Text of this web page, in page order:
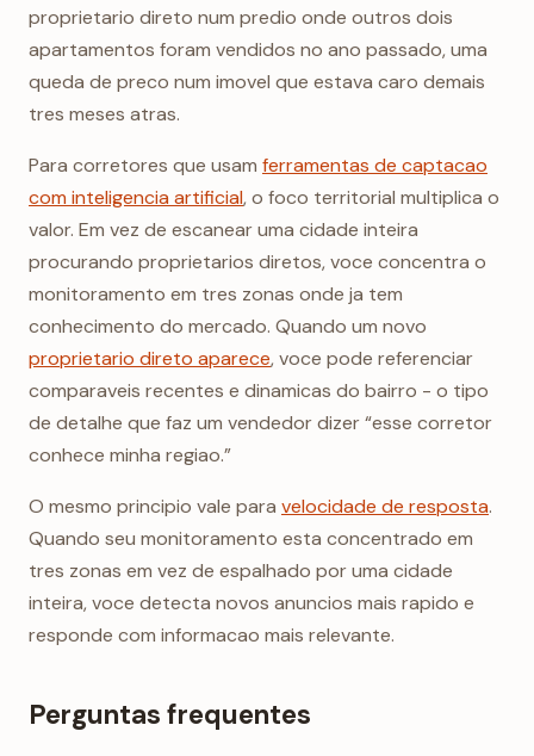
proprietario direto num predio onde outros dois
apartamentos foram vendidos no ano passado, uma
queda de preco num imovel que estava caro demais
tres meses atras.
Para corretores que usam ferramentas de captacao
com inteligencia artificial, o foco territorial multiplica o
valor. Em vez de escanear uma cidade inteira
procurando proprietarios diretos, voce concentra o
monitoramento em tres zonas onde ja tem
conhecimento do mercado. Quando um novo
proprietario direto aparece, voce pode referenciar
comparaveis recentes e dinamicas do bairro - o tipo
de detalhe que faz um vendedor dizer “esse corretor
conhece minha regiao.”
O mesmo principio vale para velocidade de resposta.
Quando seu monitoramento esta concentrado em
tres zonas em vez de espalhado por uma cidade
inteira, voce detecta novos anuncios mais rapido e
responde com informacao mais relevante.
Perguntas frequentes